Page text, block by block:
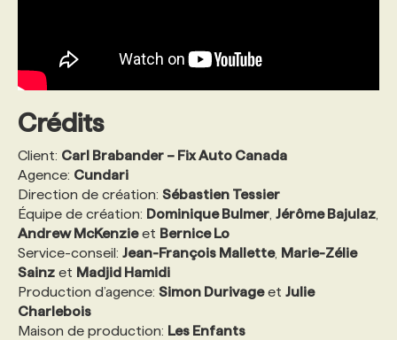
Crédits
Client: Carl Brabander – Fix Auto Canada
Agence: Cundari
Direction de création: Sébastien Tessier
Équipe de création: Dominique Bulmer, Jérôme Bajulaz,
Andrew McKenzieet Bernice Lo
Service-conseil: Jean-François Mallette, Marie-Zélie
Sainz et Madjid Hamidi
Production d’agence: Simon Durivageet Julie
Charlebois
Maison de production: Les Enfants